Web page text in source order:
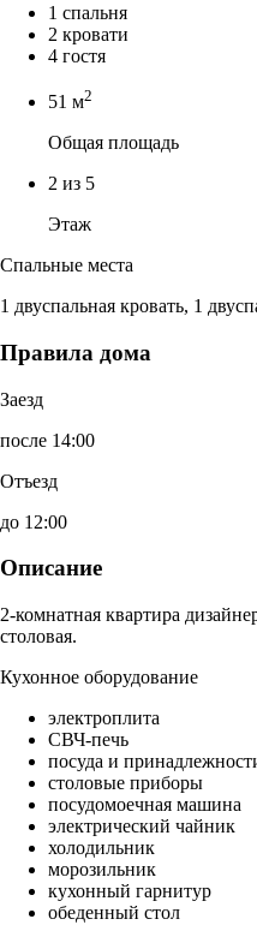
1 спальня
2 кровати
4 гостя
51 м2
Общая площадь
2 из 5
Этаж
Спальные места
1 двуспальная кровать, 1
Правила дома
Заезд
после 14:00
Отъезд
до 12:00
Описание
2-комнатная квартира
столовая.
Кухонное оборудование
электроплита
СВЧ-печь
посуда и
столовые приборы
посудомоечная машина
электрический чайник
холодильник
морозильник
кухонный гарнитур
обеденный стол